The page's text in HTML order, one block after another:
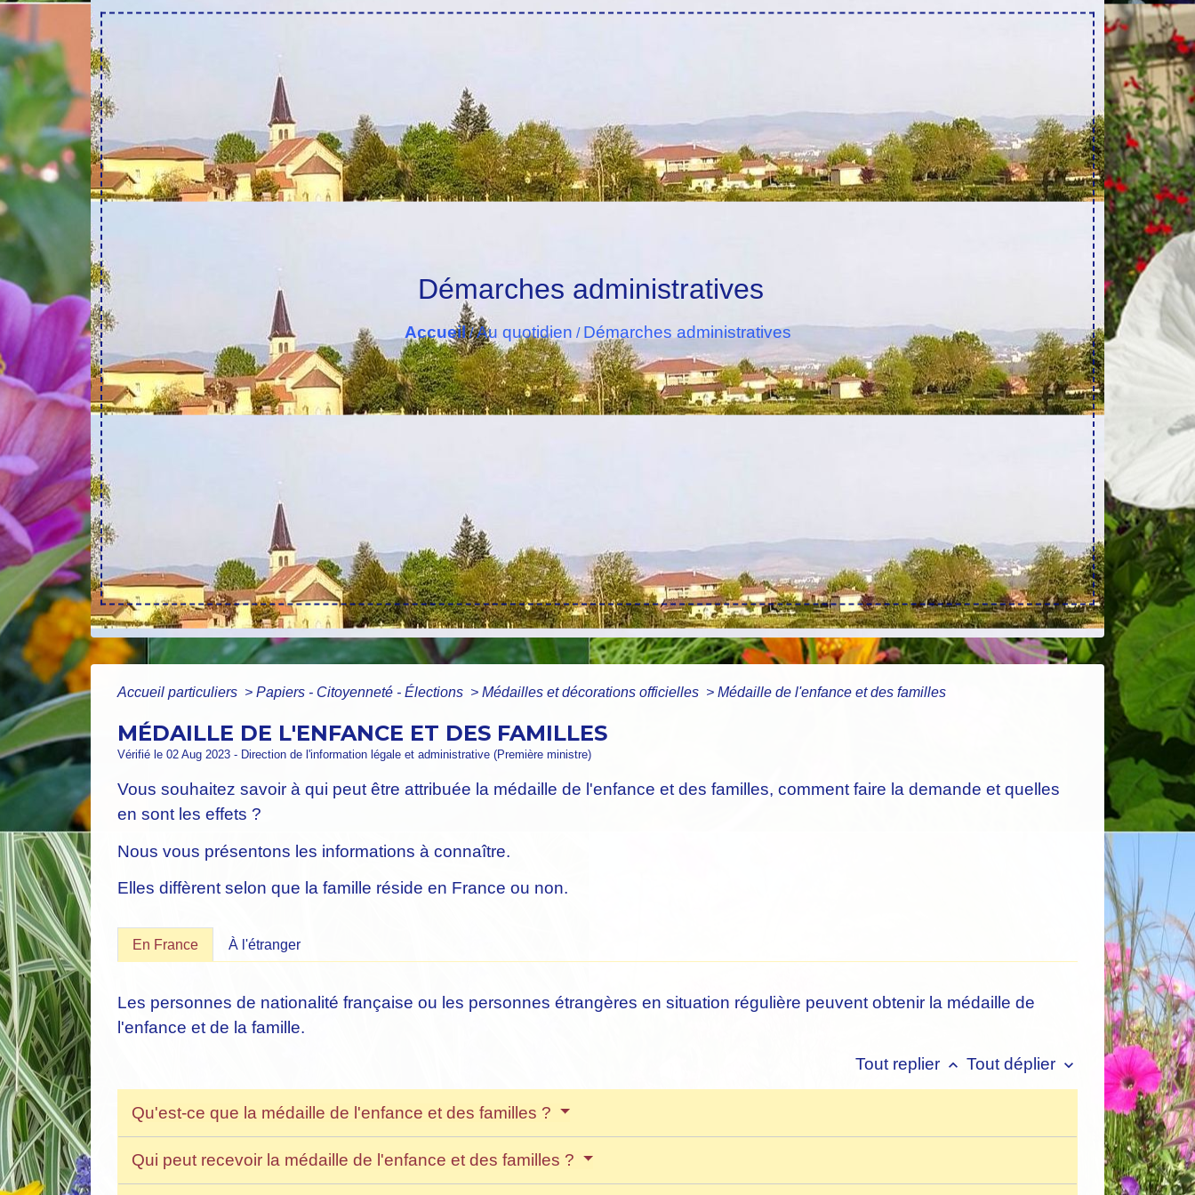
Démarches administratives
Accueil/Au quotidien / Démarches administratives
Accueil particuliers > Papiers - Citoyenneté - Élections > Médailles et décorations officielles > Médaille de l'enfance et des familles
MÉDAILLE DE L'ENFANCE ET DES FAMILLES
Vérifié le 02 Aug 2023 - Direction de l'information légale et administrative (Première ministre)
Vous souhaitez savoir à qui peut être attribuée la médaille de l'enfance et des familles, comment faire la demande et quelles
en sont les effets ?
Nous vous présentons les informations à connaître.
Elles diffèrent selon que la famille réside en France ou non.
En France À l'étranger
Les personnes de nationalité française ou les personnes étrangères en situation régulière peuvent obtenir la médaille de
l'enfance et de la famille.
Tout replier keyboard_arrow_up Tout déplier keyboard_arrow_down
Qu'est-ce que la médaille de l'enfance et des familles ?
Qui peut recevoir la médaille de l'enfance et des familles ?